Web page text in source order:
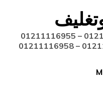
ماكينة تعبئة وتغليف 01211116954 – 01211116955